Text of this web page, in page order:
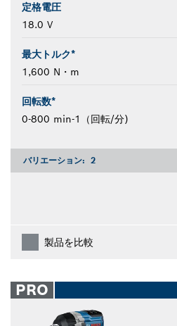
定格電圧
18.0 V
最大トルク*
1,600 N・m
回転数*
0-800 min-1（回転/分)
バリエーション: 2
製品を比較
PRO